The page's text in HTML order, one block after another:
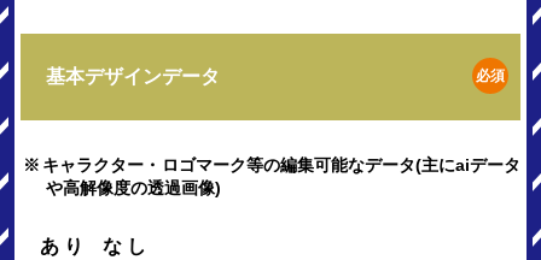
基本デザインデータ 必須
※ キャラクター・ロゴマーク等の編集可能なデータ(主にaiデータ
や高解像度の透過画像)
あり なし